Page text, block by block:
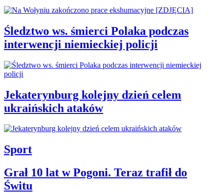
Śledztwo ws. śmierci Polaka podczas
interwencji niemieckiej policji
Jekaterynburg kolejny dzień celem
ukraińskich ataków
Sport
Grał 10 lat w Pogoni. Teraz trafił do
Świtu